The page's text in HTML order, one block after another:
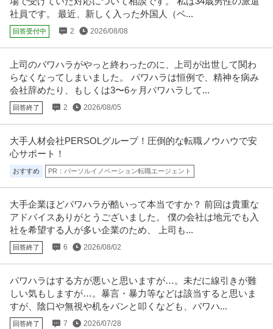
社員です。 最近、新しく入った外国人（ベ...
回答受付中 2 2026/08/08
上司のパワハラがやっと終わったのに、上司が出世して関わ
らなくなってしまいました。 パワハラは恒例で、精神を病み
会社辞めたり、もしくは3〜6ヶ月パワハラして...
回答終了 2 2026/08/05
大手人材会社PERSOLグループ！圧倒的な転職ノウハウで安
心サポート！
おすすめ PR：パーソルイノベーション転職エージェント
大手企業ほどパワハラが酷いって本当ですか？ 前回は貴重な
アドバイスありがとうございました。 僕の会社は地元でも入
社を希望する人が多い企業のため、 上司も...
回答終了 6 2026/08/02
パワハラはする方が悪いと思いますが…。未だに線引きが難
しい気もしますが…。暴言・暴力等などは該当すると思いま
すが、陰口や無視や机をバンと叩くなども、パワハ...
回答終了 7 2026/07/28